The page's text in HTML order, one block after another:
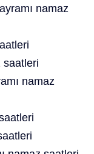
namaz
saatleri
namaz